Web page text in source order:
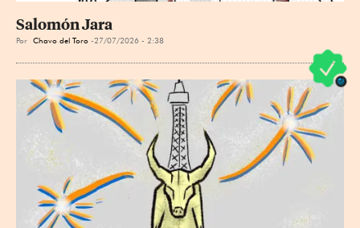
Salomón Jara
Por Chavo del Toro 27/07/2026 - 2:38